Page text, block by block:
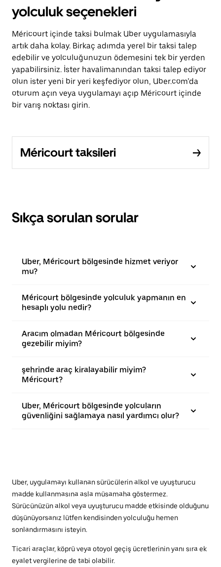
yolculuk seçenekleri
Méricourt içinde taksi bulmak Uber uygulamasıyla
artık daha kolay. Birkaç adımda yerel bir taksi talep
edebilir ve yolculuğunuzun ödemesini tek bir yerden
yapabilirsiniz. İster havalimanından taksi talep ediyor
olun ister yeni bir yeri keşfediyor olun, Uber.com’da
oturum açın veya uygulamayı açıp Méricourt içinde
bir varış noktası girin.
Méricourt taksileri
Sıkça sorulan sorular
Uber, Méricourt bölgesinde hizmet veriyor
mu?
Méricourt bölgesinde yolculuk yapmanın en
hesaplı yolu nedir?
Aracım olmadan Méricourt bölgesinde
gezebilir miyim?
şehrinde araç kiralayabilir miyim?
Méricourt?
Uber, Méricourt bölgesinde yolcuların
güvenliğini sağlamaya nasıl yardımcı olur?
Uber, uygulamayı kullanan sürücülerin alkol ve uyuşturucu
madde kullanmasına asla müsamaha göstermez.
Sürücünüzün alkol veya uyuşturucu madde etkisinde olduğunu
düşünüyorsanız lütfen kendisinden yolculuğu hemen
sonlandırmasını isteyin.
Ticari araçlar, köprü veya otoyol geçiş ücretlerinin yanı sıra ek
eyalet vergilerine de tabi olabilir.